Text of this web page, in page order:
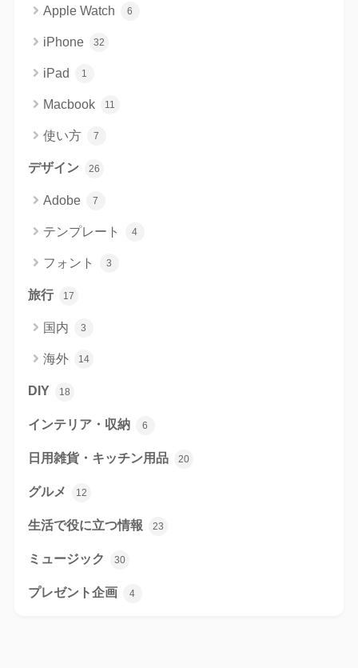
Apple Watch 6
iPhone 32
iPad 1
Macbook 11
使い方 7
デザイン 26
Adobe 7
テンプレート 4
フォント 3
旅行 17
国内 3
海外 14
DIY 18
インテリア・収納 6
日用雑貨・キッチン用品 20
グルメ 12
生活で役に立つ情報 23
ミュージック 30
プレゼント企画 4